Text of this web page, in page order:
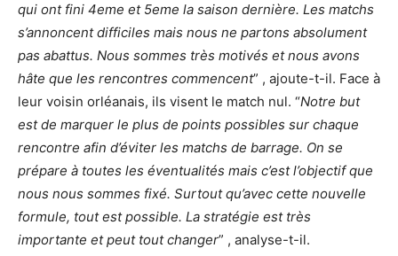
qui ont fini 4eme et 5eme la saison dernière. Les matchs
s’annoncent difficiles mais nous ne partons absolument
pas abattus. Nous sommes très motivés et nous avons
hâte que les rencontres commencent” , ajoute-t-il. Face à
leur voisin orléanais, ils visent le match nul. “Notre but
est de marquer le plus de points possibles sur chaque
rencontre afin d’éviter les matchs de barrage. On se
prépare à toutes les éventualités mais c’est l’objectif que
nous nous sommes fixé. Surtout qu’avec cette nouvelle
formule, tout est possible. La stratégie est très
importante et peut tout changer” , analyse-t-il.